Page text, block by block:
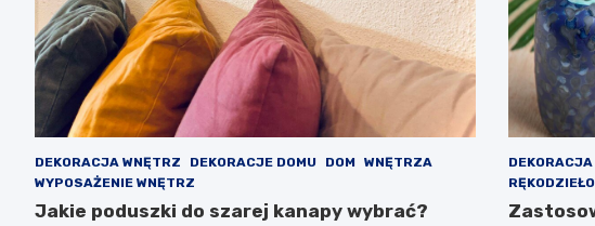
DEKORACJA WNĘTRZ DEKORACJE DOMU DOM
WNĘTRZA
WYPOSAŻENIE WNĘTRZ
Jakie poduszki do szarej kanapy wybrać?